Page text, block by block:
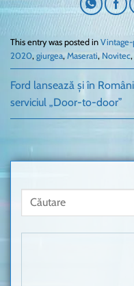
This entry was posted in
2020, giurgea, Maserati, Novitec,
Ford lansează și în
serviciul „Door-to-door”